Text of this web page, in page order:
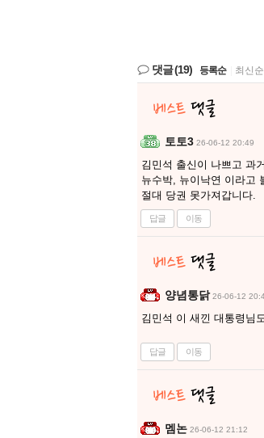
댓글(19) 등록순 최신순
토토3 26-06-12 20:49
김민석 출신이 나쁘고 과
뉴수박, 뉴이낙연 이라고
절대 당권 못가져갑니다.
답글 이동
양념통닭 26-06-12
김민석 이 새낀 대통령님
답글 이동
멤논 26-06-12 21:12